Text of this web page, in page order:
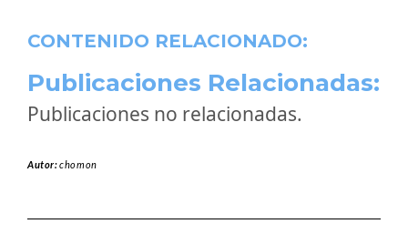
CONTENIDO RELACIONADO:
Publicaciones Relacionadas:
Publicaciones no relacionadas.
Autor:chomon